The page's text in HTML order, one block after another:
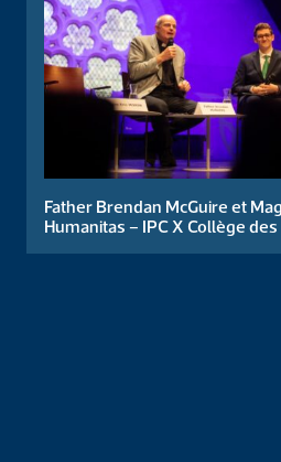
Father Brendan McGuire et
Humanitas – IPC X Collège
Vie de l’École
Présentation du BDE
Actualités
Soirée spectacle
Centre John Henry Newman
Portail étudiant
Entreprises